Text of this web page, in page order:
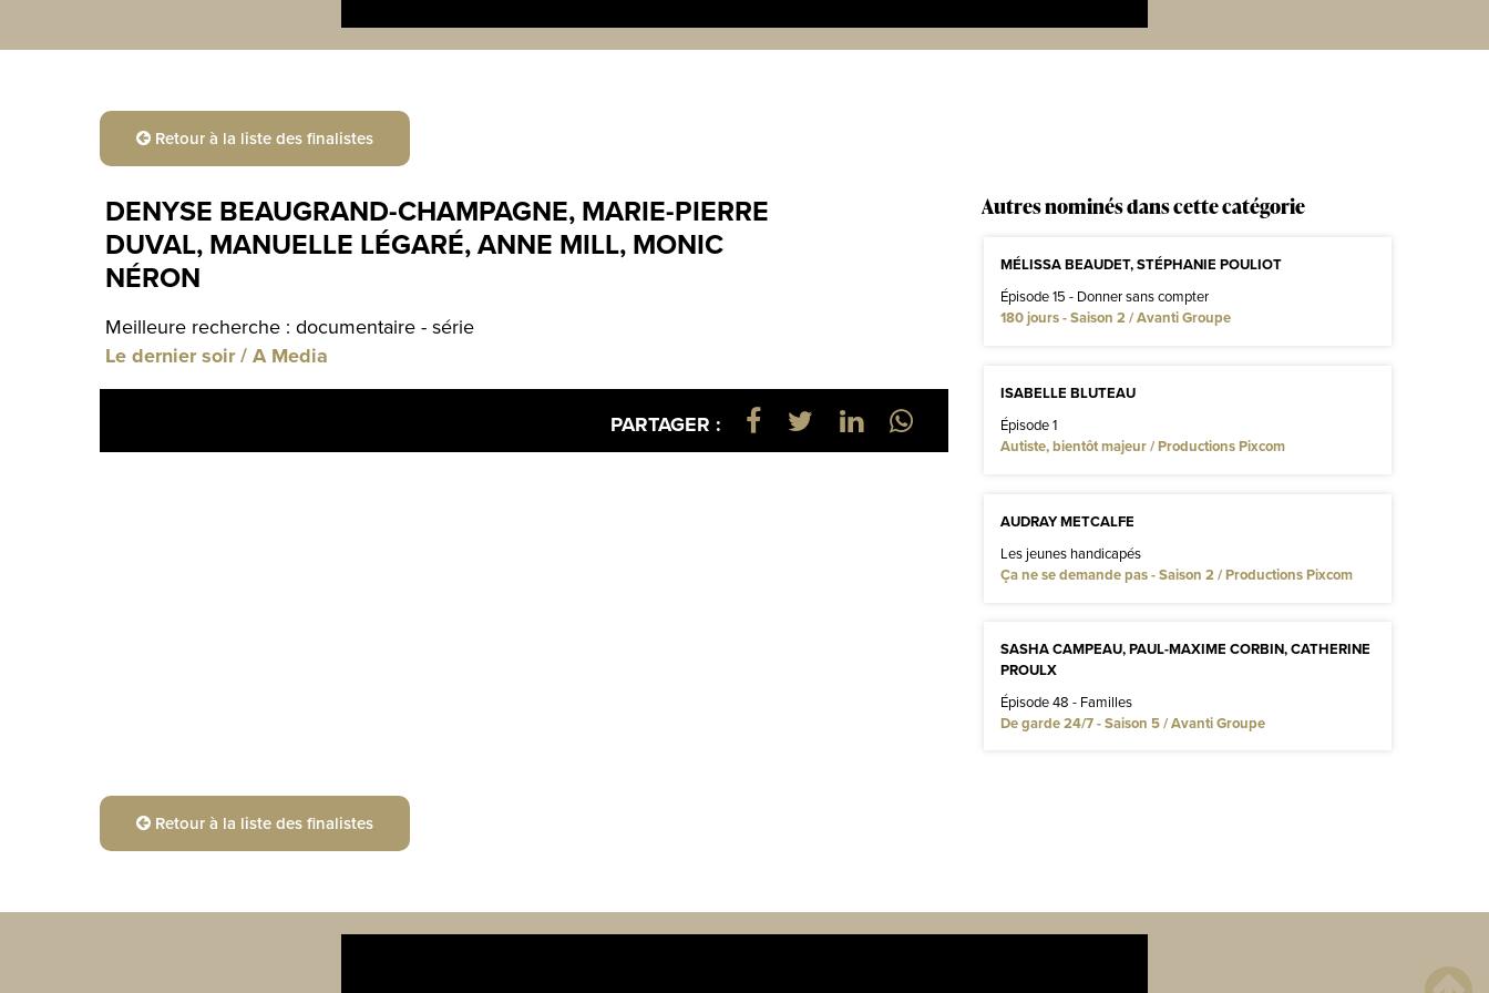
Retour à la liste des finalistes
DENYSE BEAUGRAND-CHAMPAGNE, MARIE-PIERRE
DUVAL, MANUELLE LÉGARÉ, ANNE MILL, MONIC
NÉRON
Meilleure recherche : documentaire - série
Le dernier soir / A Media
PARTAGER :
Autres nominés dans cette catégorie
MÉLISSA BEAUDET, STÉPHANIE POULIOT
Épisode 15 - Donner sans compter
180 jours - Saison 2 / Avanti Groupe
ISABELLE BLUTEAU
Épisode 1
Autiste, bientôt majeur / Productions Pixcom
AUDRAY METCALFE
Les jeunes handicapés
Ça ne se demande pas - Saison 2 / Productions Pixcom
SASHA CAMPEAU, PAUL-MAXIME CORBIN, CATHERINE
PROULX
Épisode 48 - Familles
De garde 24/7 - Saison 5 / Avanti Groupe
Retour à la liste des finalistes